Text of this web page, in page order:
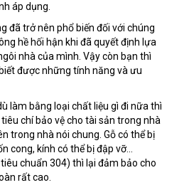
áp dụng.
đã trở nên phổ biến đối với chúng
hề hối hận khi đã quyết định lựa
nhà của mình. Vậy còn bạn thì
được những tính năng và ưu
làm bằng loại chất liệu gì đi nữa thì
chí bảo vệ cho tài sản trong nhà
trong nhà nói chung. Gỗ có thể bị
cong, kính có thể bị đập vỡ…
chuẩn 304) thì lại đảm bảo cho
rất cao.